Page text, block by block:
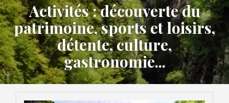
Activités : découverte du
patrimoine, sports et loisirs,
détente, culture,
gastronomie...